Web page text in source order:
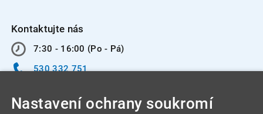
Kontaktujte nás
7:30 - 16:00 (Po - Pá)
530 332 751
Nastavení ochrany soukromí